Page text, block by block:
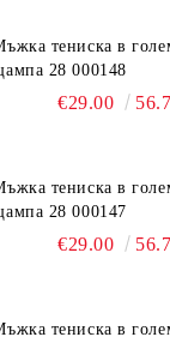
тениска в
28 000148
€29.00
тениска в
28 000147
€29.00
тениска в